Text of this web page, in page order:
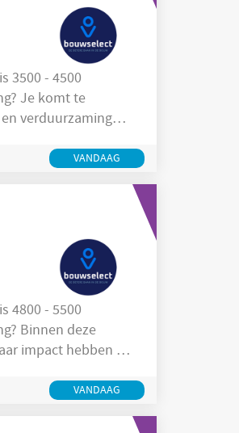
te
verduurzaming
aan groot
VANDAAG
impact hebben op
renovaties enVANDAAG